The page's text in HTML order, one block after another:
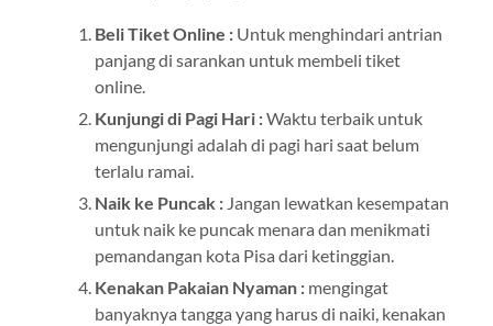
Beli Tiket Online :Untuk menghindari antrian
panjang di sarankan untuk membeli tiket
online.
Kunjungi di Pagi Hari :Waktu terbaik untuk
mengunjungi adalah di pagi hari saat belum
terlalu ramai.
Naik ke Puncak :Jangan lewatkan kesempatan
untuk naik ke puncak menara dan menikmati
pemandangan kota Pisa dari ketinggian.
Kenakan Pakaian Nyaman :mengingat
banyaknya tangga yang harus di naiki, kenakan